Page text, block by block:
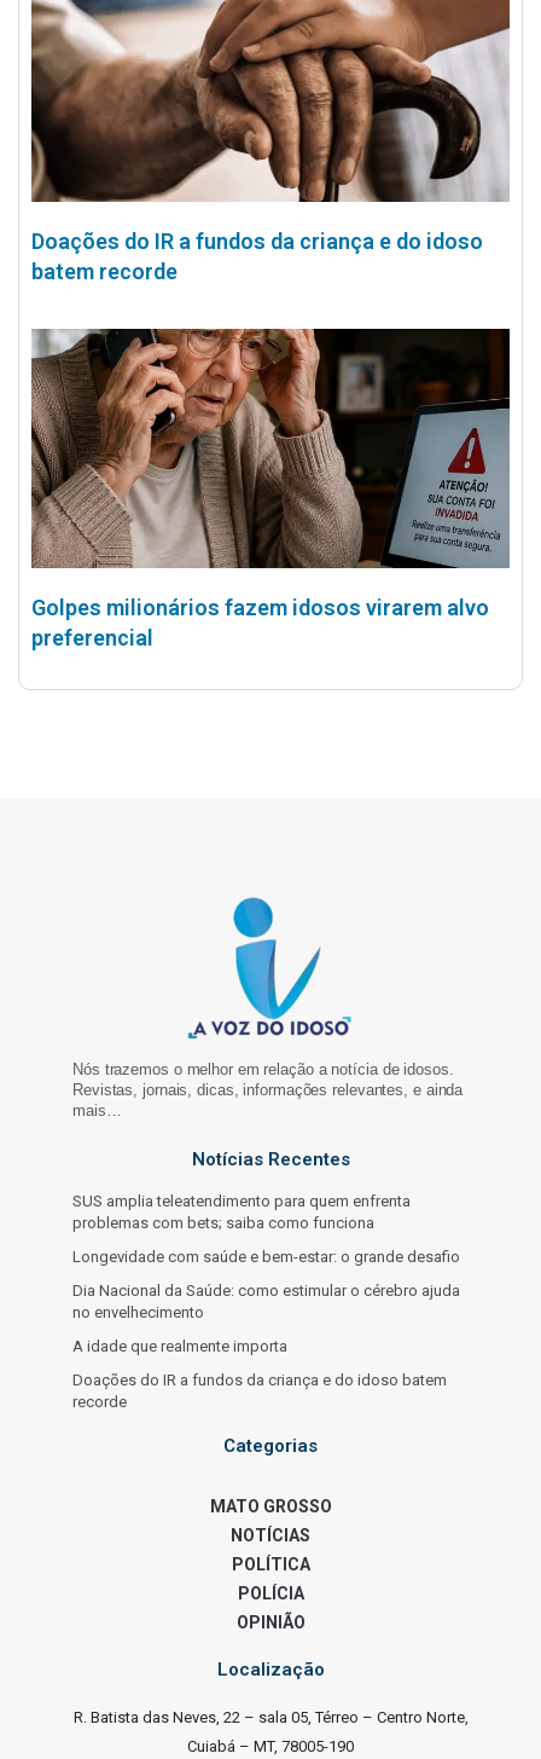
Doações do IR a fundos da criança e do idoso
batem recorde
Golpes milionários fazem idosos virarem alvo
preferencial
Nós trazemos o melhor em relação a notícia de idosos.
Revistas, jornais, dicas, informações relevantes, e ainda
mais…
Notícias Recentes
SUS amplia teleatendimento para quem enfrenta
problemas com bets; saiba como funciona
Longevidade com saúde e bem-estar: o grande desafio
Dia Nacional da Saúde: como estimular o cérebro ajuda
no envelhecimento
A idade que realmente importa
Doações do IR a fundos da criança e do idoso batem
recorde
Categorias
MATO GROSSO
NOTÍCIAS
POLÍTICA
POLÍCIA
OPINIÃO
Localização
R. Batista das Neves, 22 – sala 05, Térreo – Centro Norte,
Cuiabá – MT, 78005-190